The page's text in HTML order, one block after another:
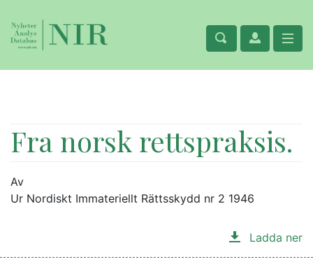
Fra norsk rettspraksis.
Av
Ur Nordiskt Immateriellt Rättsskydd nr 2 1946
Ladda ner